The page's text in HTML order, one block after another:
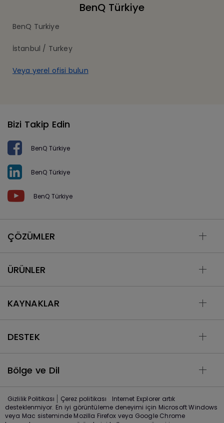
BenQ Türkiye
BenQ Turkiye
İstanbul / Turkey
Veya yerel ofisi bulun
Bizi Takip Edin
BenQ Türkiye
BenQ Türkiye
BenQ Türkiye
ÇÖZÜMLER
ÜRÜNLER
KAYNAKLAR
DESTEK
Bölge ve Dil
Gizlilik Politikası Çerez politikası
Internet Explorer artık
desteklenmiyor. En iyi görüntüleme deneyimi için Microsoft Windows
veya Mac sisteminde Mozilla Firefox veya Google Chrome